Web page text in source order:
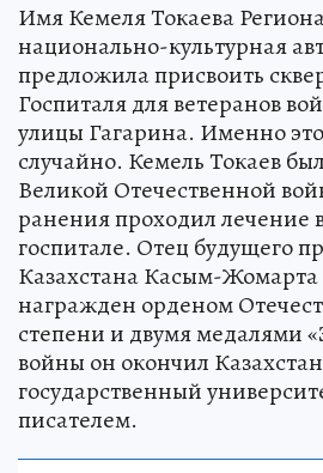
Имя Кемеля Токаева
национально-культурная
предложила присвоить
Госпиталя для ветеранов
улицы Гагарина. Именно
случайно. Кемель Токаев
Великой Отечественной
ранения проходил лечение
госпитале. Отец будущего
Казахстана Касым-Жомарта
награжден орденом
степени и двумя медалями
войны он окончил
государственный
писателем.